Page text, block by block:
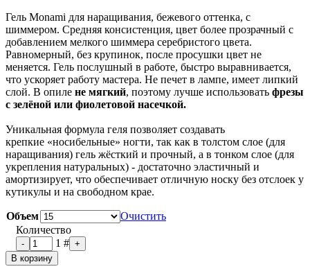
Гель Monami для наращивания, бежевого оттенка, с
шиммером. Средняя консистенция, цвет более прозрачный с
добавлением мелкого шиммера серебристого цвета.
Равномерный, без крупинок, после просушки цвет не
меняется. Гель послушный в работе, быстро выравнивается,
что ускоряет работу мастера. Не печет в лампе, имеет липкий
слой. В опиле не мягкий, поэтому лучше использовать фрезы
с зелёной или фиолетовой насечкой.
Уникальная формула геля позволяет создавать
крепкие «носибельные» ногти, так как в толстом слое (для
наращивания) гель жёсткий и прочный, а в тонком слое (для
укрепления натуральных) - достаточно эластичный и
амортизирует, что обеспечивает отличную носку без отслоек у
кутикулы и на свободном крае.
Объем
Очистить
Количество
- 1 # +
В корзину